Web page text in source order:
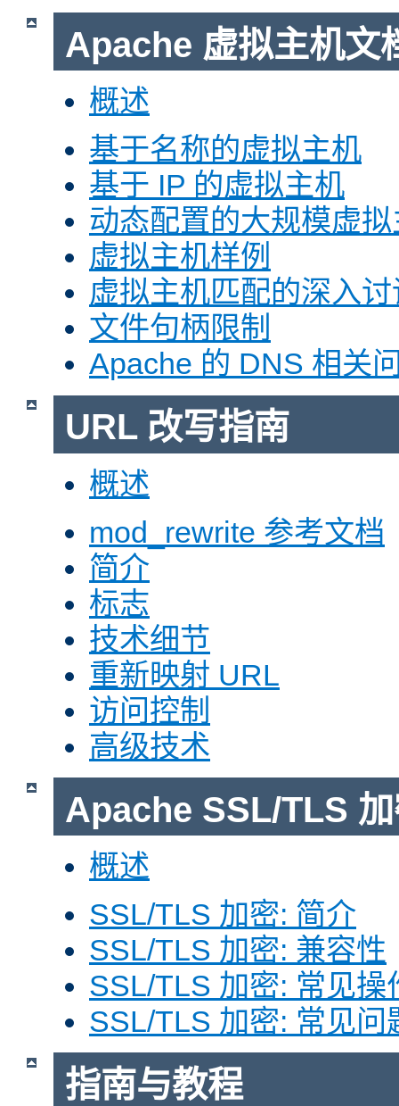
Apache 虚拟主机文
概述
基于名称的虚拟主机
基于 IP 的虚拟主机
动态配置的大规模虚
虚拟主机样例
虚拟主机匹配的深入讨
文件句柄限制
Apache 的 DNS 相关
URL 改写指南
概述
mod_rewrite 参考文档
简介
标志
技术细节
重新映射 URL
访问控制
高级技术
Apache SSL/TLS
概述
SSL/TLS 加密: 简介
SSL/TLS 加密: 兼容性
SSL/TLS 加密: 常见操
SSL/TLS 加密: 常见问
指南与教程